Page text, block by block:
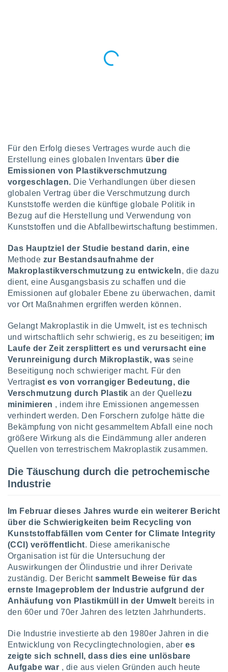
oder
auf
zur
zur
zur
zur
von
von
durch
von
der
Inhalten.
und
durch
und der
von
von
Für den Erfolg dieses Vertrages wurde auch die
Erstellung eines globalen Inventars über die
Emissionen von Plastikverschmutzung
vorgeschlagen. Die Verhandlungen über diesen
globalen Vertrag über die Verschmutzung durch
Kunststoffe werden die künftige globale Politik in
Bezug auf die Herstellung und Verwendung von
Kunststoffen und die Abfallbewirtschaftung bestimmen.
Das Hauptziel der Studie bestand darin, eine
Methode zur Bestandsaufnahme der
Makroplastikverschmutzung zu entwickeln, die dazu
dient, eine Ausgangsbasis zu schaffen und die
Emissionen auf globaler Ebene zu überwachen, damit
vor Ort Maßnahmen ergriffen werden können.
Gelangt Makroplastik in die Umwelt, ist es technisch
und wirtschaftlich sehr schwierig, es zu beseitigen; im
Laufe der Zeit zersplittert es und verursacht eine
Verunreinigung durch Mikroplastik, was seine
Beseitigung noch schwieriger macht. Für den
Vertragist es von vorrangiger Bedeutung, die
Verschmutzung durch Plastikan der Quellezu
minimieren , indem ihre Emissionen angemessen
verhindert werden. Den Forschern zufolge hätte die
Bekämpfung von nicht gesammeltem Abfall eine noch
größere Wirkung als die Eindämmung aller anderen
Quellen von terrestrischem Makroplastik zusammen.
Die Täuschung durch die petrochemische
Industrie
Im Februar dieses Jahres wurde ein weiterer Bericht
über die Schwierigkeiten beim Recycling von
Kunststoffabfällen vom Center for Climate Integrity
(CCI) veröffentlicht. Diese amerikanische
Organisation ist für die Untersuchung der
Auswirkungen der Ölindustrie und ihrer Derivate
zuständig. Der Berichtsammelt Beweise für das
ernste Imageproblem der Industrie aufgrund der
Anhäufung von Plastikmüll in der Umwelt bereits in
den 60er und 70er Jahren des letzten Jahrhunderts.
Die Industrie investierte ab den 1980er Jahren in die
Entwicklung von Recyclingtechnologien, aberes
zeigte sich schnell, dass dies eine unlösbare
Aufgabe war , die aus vielen Gründen auch heute